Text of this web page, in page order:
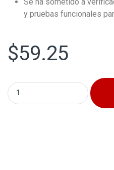
y pruebas funcionales
$59.25
Damper Cigueñal